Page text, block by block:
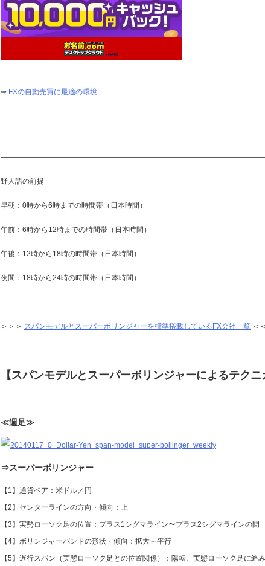
⇒ FXの自動売買に最適の環境
野人語の前提
早朝：0時から6時までの時間帯（日本時間）
午前：6時から12時までの時間帯（日本時間）
午後：12時から18時の時間帯（日本時間）
夜間：18時から24時の時間帯（日本時間）
＞＞＞ スパンモデルとスーパーボリンジャーを標準搭載しているFX会社一覧 ＜
【スパンモデルとスーパーボリンジャーによるテク
≪週足≫
⇒スーパーボリンジャー
【1】通貨ペア：米ドル／円
【2】センターラインの方向・傾向：上
【3】実勢ローソク足の位置：プラス1シグマライン〜プラス2シグマラインの間
【4】ボリンジャーバンドの形状・傾向：拡大～平行
【5】遅行スパン（実態ローソク足との位置関係）：陽転、実態ローソク足に